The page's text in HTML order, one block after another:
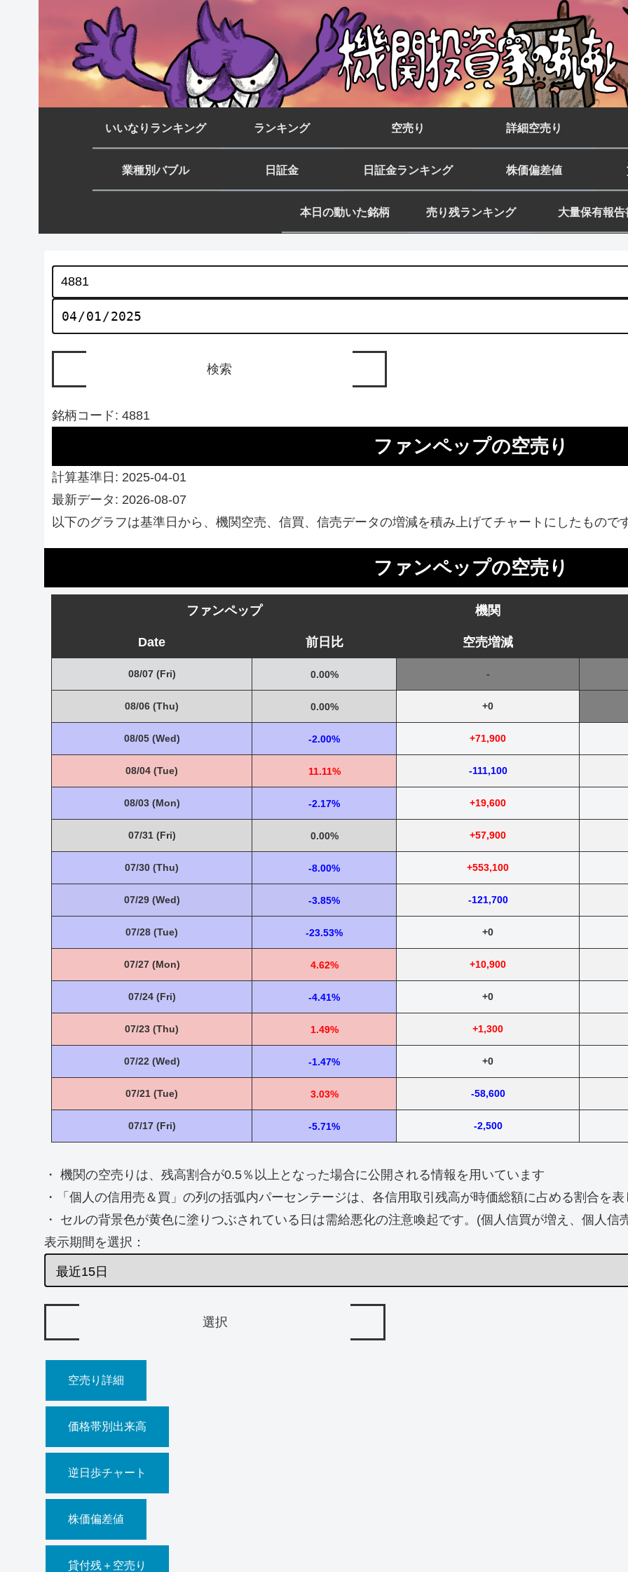
いいなりランキング ランキング 空売り 詳細空売り
業種別バブル 日証金 日証金ランキング 株価偏差値
本日の動いた銘柄 売り残ランキング 大量保有報告
銘柄コード: 4881
ファンペップの空売り
計算基準日: 2025-04-01
最新データ: 2026-08-07
以下のグラフは基準日から、機関空売、信買、信売データの増減を積み上げてチャートにしたものです
ファンペップの空売り
ファンペップ 機関
Date 前日比 空売増減
08/07 (Fri) 0.00% -
08/06 (Thu) 0.00% +0
08/05 (Wed) -2.00% +71,900
08/04 (Tue) 11.11% -111,100
08/03 (Mon) -2.17% +19,600
07/31 (Fri) 0.00% +57,900
07/30 (Thu) -8.00% +553,100
07/29 (Wed) -3.85% -121,700
07/28 (Tue) -23.53% +0
07/27 (Mon) 4.62% +10,900
07/24 (Fri) -4.41% +0
07/23 (Thu) 1.49% +1,300
07/22 (Wed) -1.47% +0
07/21 (Tue) 3.03% -58,600
07/17 (Fri) -5.71% -2,500
・ 機関の空売りは、残高割合が0.5％以上となった場合に公開される情報を用いています
・「個人の信用売＆買」の列の括弧内パーセンテージは、各信用取引残高が時価総額に占める割合を表
・ セルの背景色が黄色に塗りつぶされている日は需給悪化の注意喚起です。(個人信買が増え、個人信
表示期間を選択：
空売り詳細
価格帯別出来高
逆日歩チャート
株価偏差値
貸付残＋空売り